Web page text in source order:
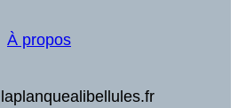
À propos